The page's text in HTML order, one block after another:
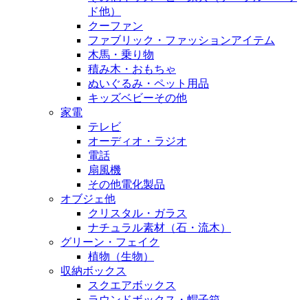
ド他）
クーファン
ファブリック・ファッションアイテム
木馬・乗り物
積み木・おもちゃ
ぬいぐるみ・ペット用品
キッズベビーその他
家電
テレビ
オーディオ・ラジオ
電話
扇風機
その他電化製品
オブジェ他
クリスタル・ガラス
ナチュラル素材（石・流木）
グリーン・フェイク
植物（生物）
収納ボックス
スクエアボックス